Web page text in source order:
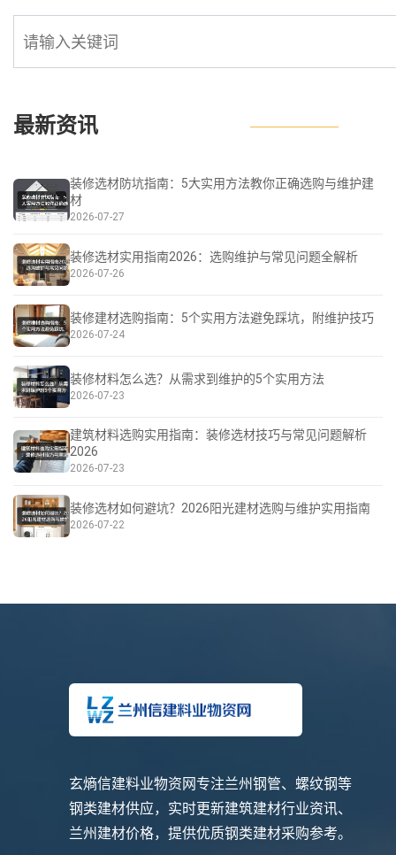
最新资讯
装修选材防坑指南：5大实用方法教你正确选购与维护建
材
2026-07-27
装修选材实用指南2026：选购维护与常见问题全解析
2026-07-26
装修建材选购指南：5个实用方法避免踩坑，附维护技巧
2026-07-24
装修材料怎么选？从需求到维护的5个实用方法
2026-07-23
建筑材料选购实用指南：装修选材技巧与常见问题解析
2026
2026-07-23
装修选材如何避坑？2026阳光建材选购与维护实用指南
2026-07-22
玄熵信建料业物资网专注兰州钢管、螺纹钢等
钢类建材供应，实时更新建筑建材行业资讯、
兰州建材价格，提供优质钢类建材采购参考。